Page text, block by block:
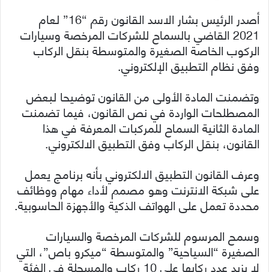
أصدر الرئيس بشار الاسد القانون رقم “16” لعام
2021 القاضي بالسماح للشركات المرخصة وسيارات
الركوب الخاصة الصغيرة والمتوسطة بنقل الركاب
وفق نظام التطبيق الإلكتروني.
وتضمنت المادة الأولى من القانون توضيحا لبعض
المصطلحات الواردة في نص القانون، فيما تضمنت
المادة الثانية السماح للمركبات المعرفة في هذا
القانون، بنقل الركاب وفق التطبيق الالكتروني.
وعرف القانون التطبيق الالكتروني بأنه برنامج يعمل
على شبكة الانترنت وهو مصمم لأداء مهام ووظائف
محددة تعمل على الهواتف الذكية والأجهزة الحاسوبية.
وسمح المرسوم للشركات المرخصة والسيارات
الصغيرة “السياحية” والمتوسطة “ميكرو باص”، التي
لا يزيد عدد ركابها على 10 ركاب والمسجلة في الفئة